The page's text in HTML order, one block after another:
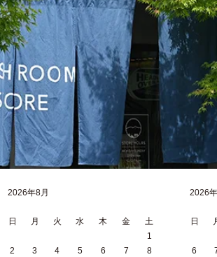
2026年8月
日 月 火 水 木 金
土
1
2
3 4 5 6 7
8
2026
日
6